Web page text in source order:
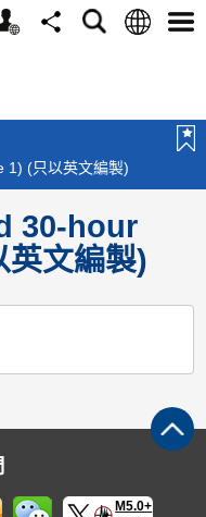
分
搜
語
選
1) (只以英文編製)
30-hour
英文編製)
M5.0+